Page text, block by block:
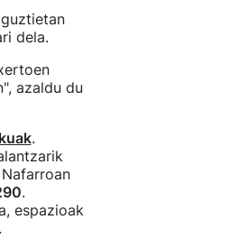
dela.
azaldu du
.
Nafarroan
.
espazioak